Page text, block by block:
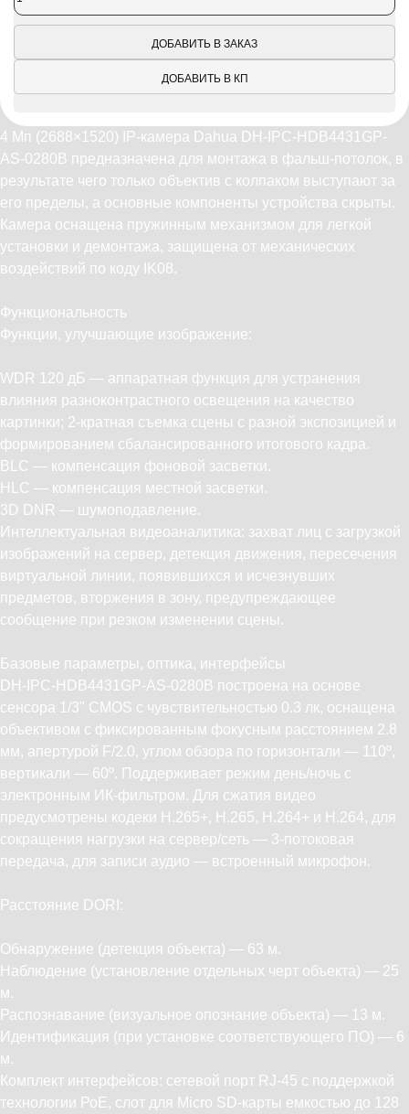
ДОБАВИТЬ В ЗАКАЗ
ДОБАВИТЬ В КП
4 Мп (2688×1520) IP-камера Dahua DH-IPC-HDB4431GP-
AS-0280B предназначена для монтажа в фальш-потолок, в
результате чего только объектив с колпаком выступают за
его пределы, а основные компоненты устройства скрыты.
Камера оснащена пружинным механизмом для легкой
установки и демонтажа, защищена от механических
воздействий по коду IK08.
Функциональность
Функции, улучшающие изображение:
WDR 120 дБ — аппаратная функция для устранения
влияния разноконтрастного освещения на качество
картинки; 2-кратная съемка сцены с разной экспозицией и
формированием сбалансированного итогового кадра.
BLC — компенсация фоновой засветки.
HLC — компенсация местной засветки.
3D DNR — шумоподавление.
Интеллектуальная видеоаналитика: захват лиц с загрузкой
изображений на сервер, детекция движения, пересечения
виртуальной линии, появившихся и исчезнувших
предметов, вторжения в зону, предупреждающее
сообщение при резком изменении сцены.
Базовые параметры, оптика, интерфейсы
DH-IPC-HDB4431GP-AS-0280B построена на основе
сенсора 1/3" CMOS с чувствительностью 0.3 лк, оснащена
объективом с фиксированным фокусным расстоянием 2.8
мм, апертурой F/2.0, углом обзора по горизонтали — 110º,
вертикали — 60º. Поддерживает режим день/ночь с
электронным ИК-фильтром. Для сжатия видео
предусмотрены кодеки H.265+, H.265, H.264+ и H.264, для
сокращения нагрузки на сервер/сеть — 3-потоковая
передача, для записи аудио — встроенный микрофон.
Расстояние DORI:
Обнаружение (детекция объекта) — 63 м.
Наблюдение (установление отдельных черт объекта) — 25
м.
Распознавание (визуальное опознание объекта) — 13 м.
Идентификация (при установке соответствующего ПО) — 6
м.
Комплект интерфейсов: сетевой порт RJ-45 с поддержкой
технологии РоЕ, слот для Micro SD-карты емкостью до 128